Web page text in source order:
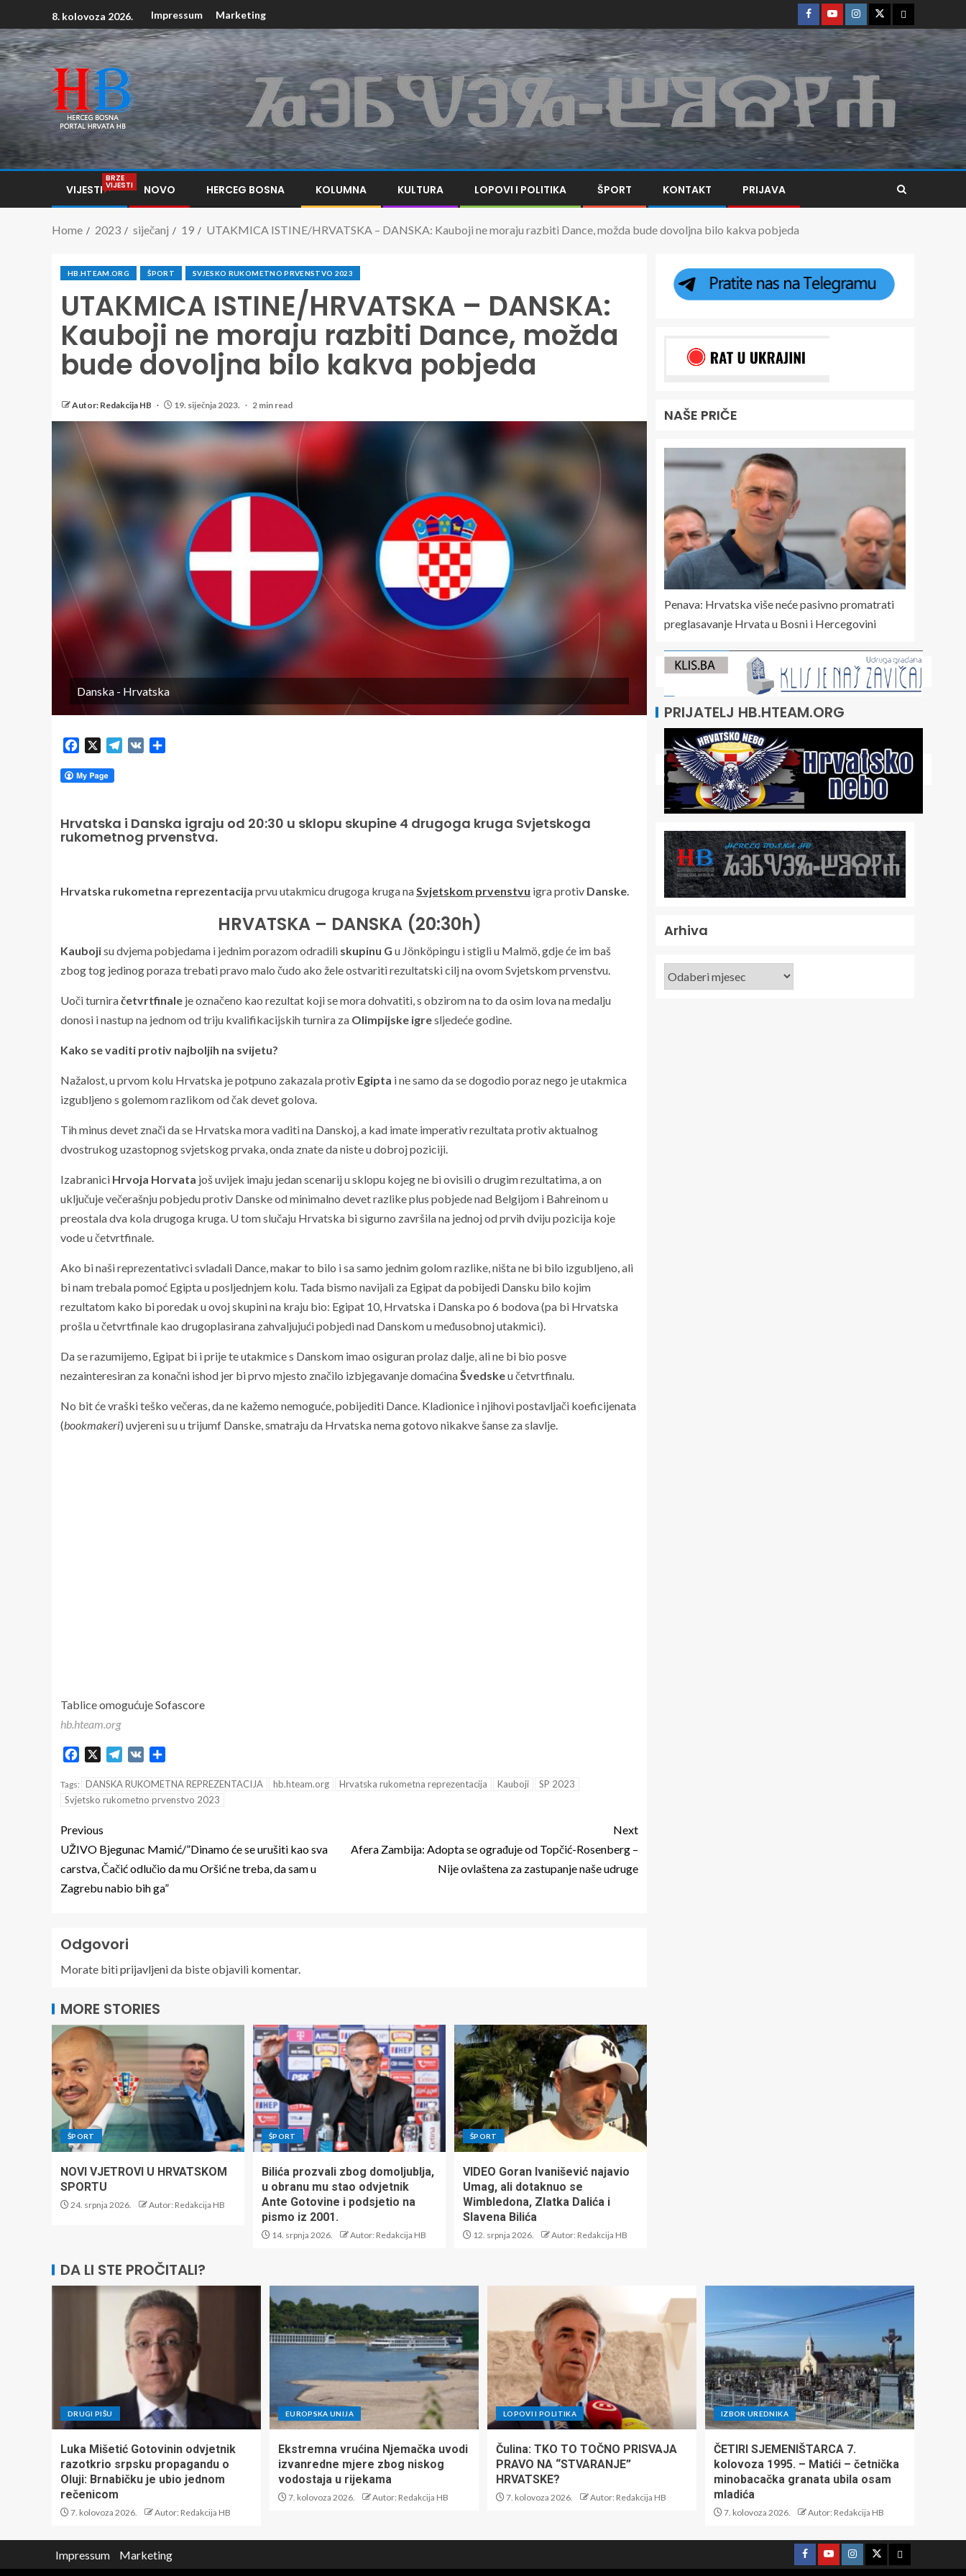
8. kolovoza 2026. Impressum Marketing
VIJESTI
BRZE
VIJESTI NOVO HERCEG BOSNA KOLUMNA KULTURA LOPOVI I POLITIKA ŠPORT KONTAKT PRIJAVA
Home 2023 siječanj 19 UTAKMICA ISTINE/HRVATSKA – DANSKA: Kauboji ne moraju razbiti Dance, možda bude dovoljna bilo kakva pobjeda
HB.HTEAM.ORG ŠPORT SVJESKO RUKOMETNO PRVENSTVO 2023
UTAKMICA ISTINE/HRVATSKA – DANSKA:
Kauboji ne moraju razbiti Dance, možda
bude dovoljna bilo kakva pobjeda
Autor: Redakcija HB 19. siječnja 2023. 2 min read
Danska - Hrvatska
Facebook Telegram
VK
Hrvatska i Danska igraju od 20:30 u sklopu skupine 4 drugoga kruga Svjetskoga
rukometnog prvenstva.
Hrvatska rukometna reprezentacija prvu utakmicu drugoga kruga na Svjetskom prvenstvu igra protiv Danske
HRVATSKA – DANSKA (20:30h)
Kaubojisu dvjema pobjedama i jednim porazom odradili skupinu G u Jönköpingu i stigli u Malmö, gdje će im baš
zbog tog jedinog poraza trebati pravo malo čudo ako žele ostvariti rezultatski cilj na ovom Svjetskom prvenstvu.
Uoči turniračetvrtfinale je označeno kao rezultat koji se mora dohvatiti, s obzirom na to da osim lova na medalju
donosi i nastup na jednom od triju kvalifikacijskih turnira za Olimpijske igresljedeće godine.
Kako se vaditi protiv najboljih na svijetu?
Nažalost, u prvom kolu Hrvatska je potpuno zakazala protiv Egipta i ne samo da se dogodio poraz nego je utakmica
izgubljeno s golemom razlikom od čak devet golova.
Tih minus devet znači da se Hrvatska mora vaditi na Danskoj, a kad imate imperativ rezultata protiv aktualnog
dvostrukog uzastopnog svjetskog prvaka, onda znate da niste u dobroj poziciji.
Izabranici Hrvoja Horvata još uvijek imaju jedan scenarij u sklopu kojeg ne bi ovisili o drugim rezultatima, a on
uključuje večerašnju pobjedu protiv Danske od minimalno devet razlike plus pobjede nad Belgijom i Bahreinom u
preostala dva kola drugoga kruga. U tom slučaju Hrvatska bi sigurno završila na jednoj od prvih dviju pozicija koje
vode u četvrtfinale.
Ako bi naši reprezentativci svladali Dance, makar to bilo i sa samo jednim golom razlike, ništa ne bi bilo izgubljeno, ali
bi nam trebala pomoć Egipta u posljednjem kolu. Tada bismo navijali za Egipat da pobijedi Dansku bilo kojim
rezultatom kako bi poredak u ovoj skupini na kraju bio: Egipat 10, Hrvatska i Danska po 6 bodova (pa bi Hrvatska
prošla u četvrtfinale kao drugoplasirana zahvaljujući pobjedi nad Danskom u međusobnoj utakmici).
Da se razumijemo, Egipat bi i prije te utakmice s Danskom imao osiguran prolaz dalje, ali ne bi bio posve
nezainteresiran za konačni ishod jer bi prvo mjesto značilo izbjegavanje domaćinaŠvedskeu četvrtfinalu.
No bit će vraški teško večeras, da ne kažemo nemoguće, pobijediti Dance. Kladionice i njihovi postavljači koeficijenata
(bookmakeri) uvjereni su u trijumf Danske, smatraju da Hrvatska nema gotovo nikakve šanse za slavlje.
Tablice omogućujeSofascore
hb.hteam.org
Facebook Telegram
VK
Tags: DANSKA RUKOMETNA REPREZENTACIJA hb.hteam.org Hrvatska rukometna reprezentacija Kauboji
SP 2023
Svjetsko rukometno prvenstvo 2023
Previous
UŽIVO Bjegunac Mamić/”Dinamo će se urušiti kao sva
carstva, Čačić odlučio da mu Oršić ne treba, da sam u
Zagrebu nabio bih ga”
Next
Afera Zambija: Adopta se ograđuje od Topčić-Rosenberg –
Nije ovlaštena za zastupanje naše udruge
Odgovori
Morate bitiprijavljenida biste objavili komentar.
MORE STORIES
ŠPORT
NOVI VJETROVI U HRVATSKOM
SPORTU
24. srpnja 2026. Autor: Redakcija HB
ŠPORT
Bilića prozvali zbog domoljublja,
u obranu mu stao odvjetnik
Ante Gotovine i podsjetio na
pismo iz 2001.
14. srpnja 2026. Autor: Redakcija HB
ŠPORT
VIDEO Goran Ivanišević najavio
Umag, ali dotaknuo se
Wimbledona, Zlatka Dalića i
Slavena Bilića
12. srpnja 2026. Autor: Redakcija HB
NAŠE PRIČE
Penava: Hrvatska više neće pasivno promatrati
preglasavanje Hrvata u Bosni i Hercegovini
PRIJATELJ HB.HTEAM.ORG
Arhiva
DA LI STE PROČITALI?
DRUGI PIŠU
Luka Mišetić Gotovinin odvjetnik
razotkrio srpsku propagandu o
Oluji: Brnabičku je ubio jednom
rečenicom
7. kolovoza 2026. Autor: Redakcija HB
EUROPSKA UNIJA
Ekstremna vrućina Njemačka uvodi
izvanredne mjere zbog niskog
vodostaja u rijekama
7. kolovoza 2026. Autor: Redakcija HB
LOPOVI I POLITIKA
Čulina: TKO TO TOČNO PRISVAJA
PRAVO NA “STVARANJE”
HRVATSKE?
7. kolovoza 2026. Autor: Redakcija HB
IZBOR UREDNIKA
ČETIRI SJEMENIŠTARCA 7.
kolovoza 1995. – Matići – četnička
minobacačka granata ubila osam
mladića
7. kolovoza 2026. Autor: Redakcija HB
Impressum Marketing